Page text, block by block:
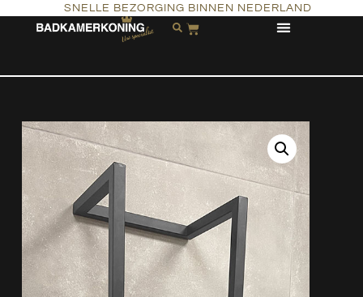
SNELLE BEZORGING BINNEN NEDERLAND